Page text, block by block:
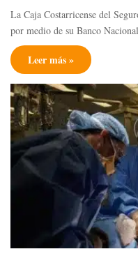
La Caja Costarricense del
por medio de su Banco
Leer más »